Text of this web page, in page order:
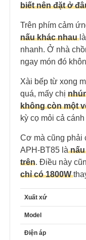
biết nên đặt ở
Trên phím cảm
nấu khác nhau
nhanh. Ở nhà
ngay món đó
Xài bếp từ xong
quá, mấy chị
không còn một
kỳ cọ mỏi cả cánh
Cơ mà cũng phải
APH-BT85 lànấu
trên. Điều này
chỉ có 1800W
Xuất xứ
Model
Điện áp